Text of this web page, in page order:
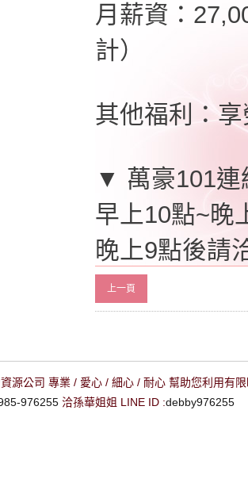
月薪資：
計）
其他福利：
▼ 萬豪101連
早上10點~晚
晚上9點後請
上一頁
源公司 專業 / 愛心 / 細心 / 耐心 幫助您利用有
976255 洽孫華姐姐 LINE ID :debby976255